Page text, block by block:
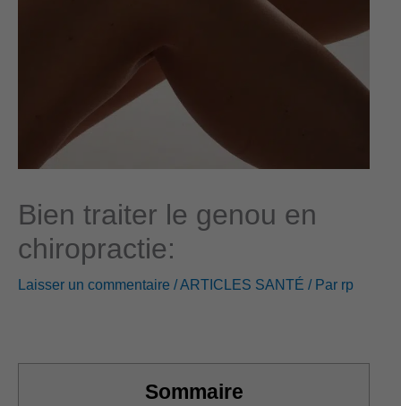
e
Bien traiter le genou en
chiropractie:
Laisser un commentaire /ARTICLES SANTÉ / Par rp
Sommaire